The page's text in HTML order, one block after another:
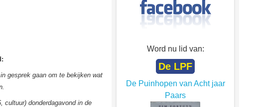
gesprek gaan om te bekijken wat
cultuur) donderdagavond in de
Word nu lid van:
De LPF
De Puinhopen van Acht jaar
Paars